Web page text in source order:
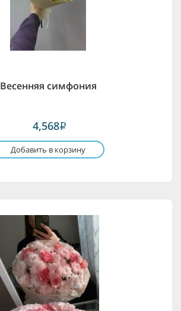
Весенняя симфония
4,568i
Добавить в корзину